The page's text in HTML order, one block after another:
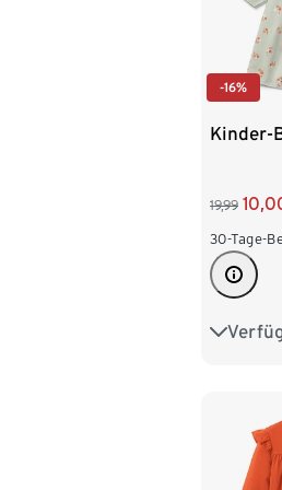
-16%
Kinder-
19,99
30-Tage-
122/128
170/176